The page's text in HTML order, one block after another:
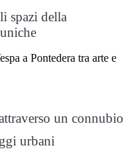
spazi della
un connubio
urbani